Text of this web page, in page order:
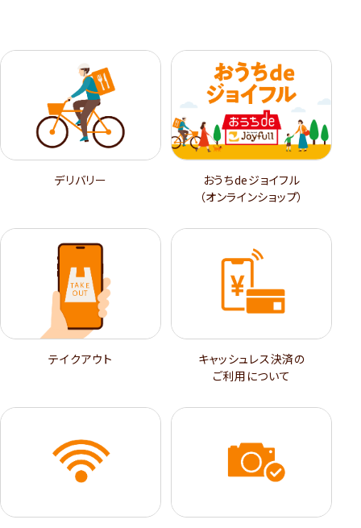
デリバリー
おうちdeジョイフル
（オンラインショップ）
テイクアウト
キャッシュレス決済の
ご利用について